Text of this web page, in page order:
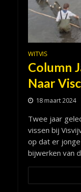
WITVIS
Column
Naar
18 maart 2024
Twee jaar
vissen bij
op dat er
bijwerken van